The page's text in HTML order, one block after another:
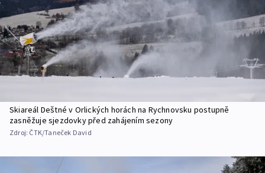
Skiareál Deštné v Orlických horách na Rychnovsku postupně
zasněžuje sjezdovky před zahájením sezony
Zdroj: ČTK/Taneček David